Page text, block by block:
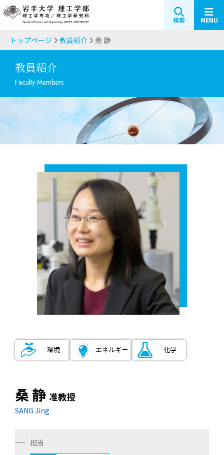
検索 MENU
トップページ 教員紹介 桑 静
教員紹介
Faculty Members
環境 エネルギー 化学
桑 静 准教授
SANG Jing
担当